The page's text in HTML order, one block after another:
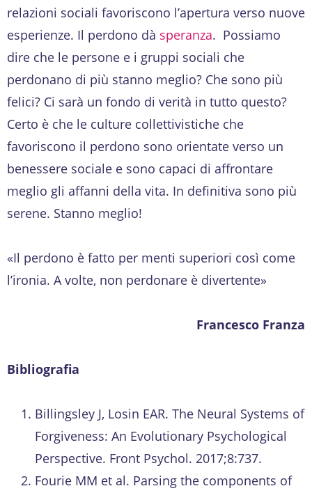
relazioni sociali favoriscono l’apertura verso nuove
esperienze. Il perdono dà speranza. Possiamo
dire che le persone e i gruppi sociali che
perdonano di più stanno meglio? Che sono più
felici? Ci sarà un fondo di verità in tutto questo?
Certo è che le culture collettivistiche che
favoriscono il perdono sono orientate verso un
benessere sociale e sono capaci di affrontare
meglio gli affanni della vita. In definitiva sono più
serene. Stanno meglio!
«Il perdono è fatto per menti superiori così come
l’ironia. A volte, non perdonare è divertente»
Francesco Franza
Bibliografia
Billingsley J, Losin EAR. The Neural Systems of
Forgiveness: An Evolutionary Psychological
Perspective. Front Psychol. 2017;8:737.
Fourie MM et al. Parsing the components of